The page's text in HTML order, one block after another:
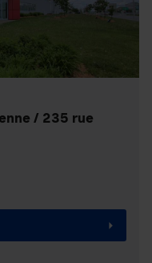
/ 235 rue